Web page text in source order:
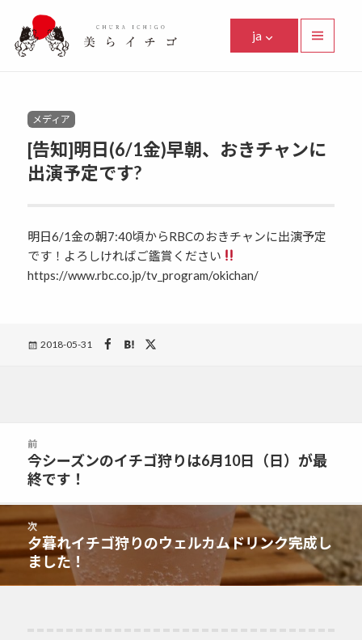
美らイチゴ
ja
Categories
メディア
[告知]明日(6/1金)早朝、おきチャンに
出演予定です?
明日6/1金の朝7:40頃からRBCのおきチャンに出演予定
です！よろしければご鑑賞ください
https://www.rbc.co.jp/tv_program/okichan/
Posted
2018-05-31
ゲ
ー
シ
ョ
ン
前
前
の
稿:
今シーズンのイチゴ狩りは6月10日（日）が最
終です！
次
次
の
投
夕暮れイチゴ狩りのウェルカムドリンク完成し
ました！